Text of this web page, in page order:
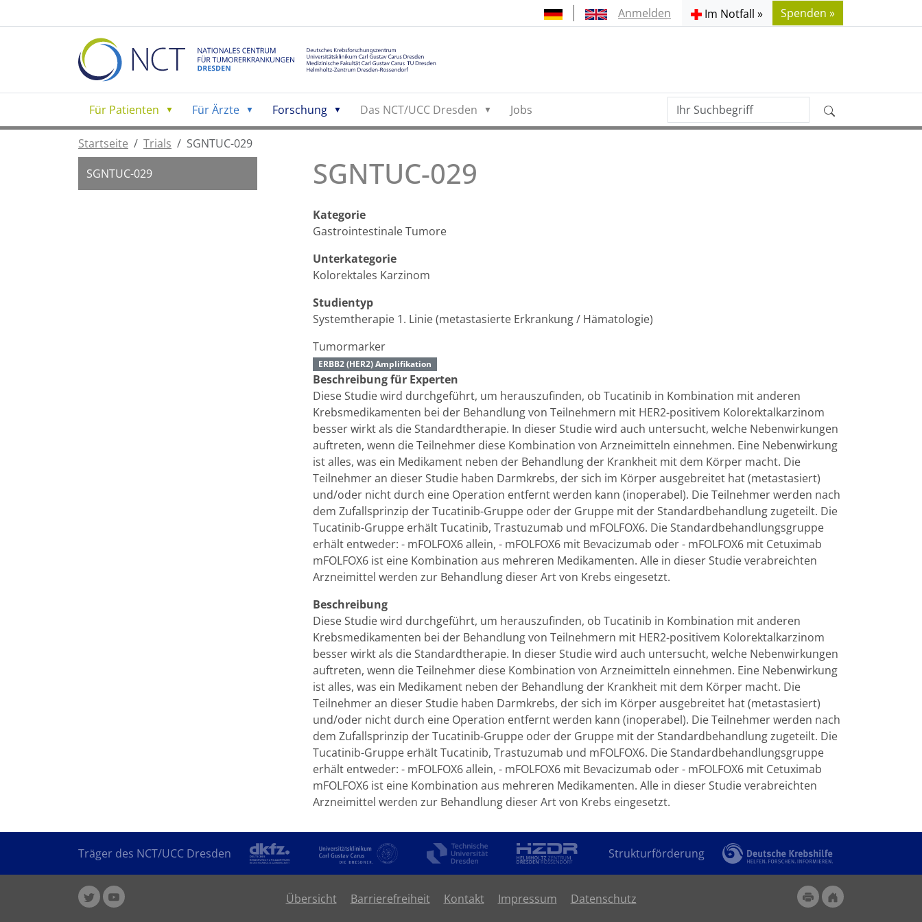
Anmelden Im Notfall » Spenden »
Für Patienten Für Ärzte Forschung Das NCT/UCC Dresden Jobs
Ihr
Suchbegriff
Erweiterte
Suche
Startseite
Trials SGNTUC-029
SGNTUC-029
Kategorie
Gastrointestinale Tumore
Unterkategorie
Kolorektales Karzinom
Studientyp
Systemtherapie 1. Linie (metastasierte Erkrankung / Hämatologie)
Tumormarker
ERBB2 (HER2) Amplifikation
Beschreibung für Experten
Diese Studie wird durchgeführt, um herauszufinden, ob Tucatinib in Kombination mit anderen
Krebsmedikamenten bei der Behandlung von Teilnehmern mit HER2-positivem Kolorektalkarzinom
besser wirkt als die Standardtherapie. In dieser Studie wird auch untersucht, welche Nebenwirkungen
auftreten, wenn die Teilnehmer diese Kombination von Arzneimitteln einnehmen. Eine Nebenwirkung
ist alles, was ein Medikament neben der Behandlung der Krankheit mit dem Körper macht. Die
Teilnehmer an dieser Studie haben Darmkrebs, der sich im Körper ausgebreitet hat (metastasiert)
und/oder nicht durch eine Operation entfernt werden kann (inoperabel). Die Teilnehmer werden nach
dem Zufallsprinzip der Tucatinib-Gruppe oder der Gruppe mit der Standardbehandlung zugeteilt. Die
Tucatinib-Gruppe erhält Tucatinib, Trastuzumab und mFOLFOX6. Die Standardbehandlungsgruppe
erhält entweder: - mFOLFOX6 allein, - mFOLFOX6 mit Bevacizumab oder - mFOLFOX6 mit Cetuximab
mFOLFOX6 ist eine Kombination aus mehreren Medikamenten. Alle in dieser Studie verabreichten
Arzneimittel werden zur Behandlung dieser Art von Krebs eingesetzt.
Beschreibung
Diese Studie wird durchgeführt, um herauszufinden, ob Tucatinib in Kombination mit anderen
Krebsmedikamenten bei der Behandlung von Teilnehmern mit HER2-positivem Kolorektalkarzinom
besser wirkt als die Standardtherapie. In dieser Studie wird auch untersucht, welche Nebenwirkungen
auftreten, wenn die Teilnehmer diese Kombination von Arzneimitteln einnehmen. Eine Nebenwirkung
ist alles, was ein Medikament neben der Behandlung der Krankheit mit dem Körper macht. Die
Teilnehmer an dieser Studie haben Darmkrebs, der sich im Körper ausgebreitet hat (metastasiert)
und/oder nicht durch eine Operation entfernt werden kann (inoperabel). Die Teilnehmer werden nach
dem Zufallsprinzip der Tucatinib-Gruppe oder der Gruppe mit der Standardbehandlung zugeteilt. Die
Tucatinib-Gruppe erhält Tucatinib, Trastuzumab und mFOLFOX6. Die Standardbehandlungsgruppe
erhält entweder: - mFOLFOX6 allein, - mFOLFOX6 mit Bevacizumab oder - mFOLFOX6 mit Cetuximab
mFOLFOX6 ist eine Kombination aus mehreren Medikamenten. Alle in dieser Studie verabreichten
Arzneimittel werden zur Behandlung dieser Art von Krebs eingesetzt.
SGNTUC-029
Träger des NCT/UCC Dresden Strukturförderung
Übersicht Barrierefreiheit Kontakt Impressum Datenschutz